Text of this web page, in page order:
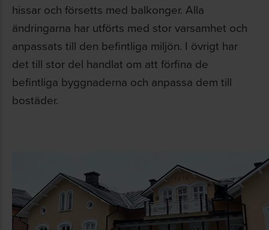
hissar och försetts med balkonger. Alla
ändringarna har utförts med stor varsamhet och
anpassats till den befintliga miljön. I övrigt har
det till stor del handlat om att förfina de
befintliga byggnaderna och anpassa dem till
bostäder.